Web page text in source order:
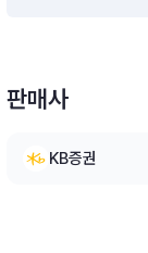
(원화환산) ×
로 투자하여 세
동성이 상승될 때
판매사
KB증권